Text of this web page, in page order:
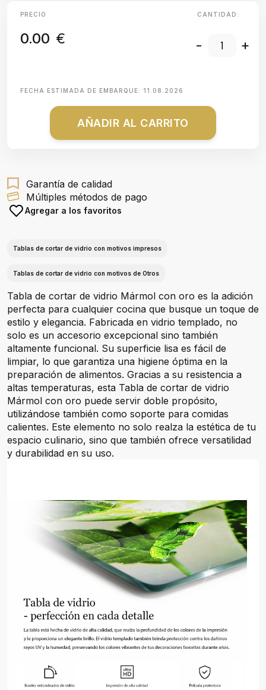
PRECIO
0.00 €
CANTIDAD:
- +
FECHA ESTIMADA DE EMBARQUE: 11.08.2026
AÑADIR AL CARRITO
Garantía de calidad
Múltiples métodos de pago
Agregar a los favoritos
Tablas de cortar de vidrio con motivos impresos
Tablas de cortar de vidrio con motivos de Otros
Tabla de cortar de vidrio Mármol con oro es la adición
perfecta para cualquier cocina que busque un toque de
estilo y elegancia. Fabricada en vidrio templado, no
solo es un accesorio excepcional sino también
altamente funcional. Su superficie lisa es fácil de
limpiar, lo que garantiza una higiene óptima en la
preparación de alimentos. Gracias a su resistencia a
altas temperaturas, esta Tabla de cortar de vidrio
Mármol con oro puede servir doble propósito,
utilizándose también como soporte para comidas
calientes. Este elemento no solo realza la estética de tu
espacio culinario, sino que también ofrece versatilidad
y durabilidad en su uso.